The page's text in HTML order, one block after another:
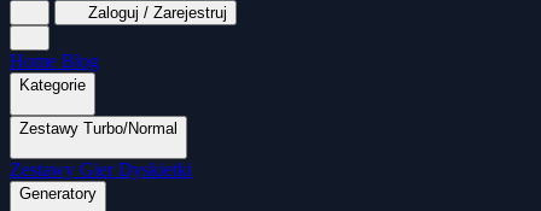
Zaloguj / Zarejestruj
Home Blog
Kategorie
Wszystkie kategorie
Zestawy Turbo/Normal
MapaSoft Turbo ROM SparkTurbo 2000
Mina Grubcio Normal
Zestawy Gier Dyskietki
Generatory